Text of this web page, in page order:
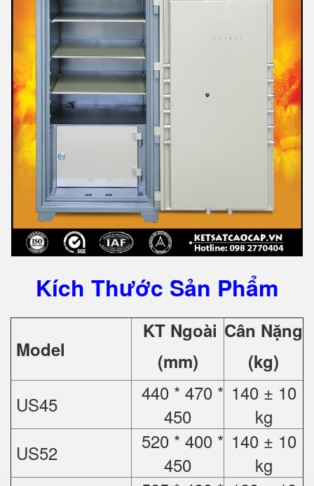
Kích Thước Sản Phẩm
Model
KT Ngoài
(mm)
Cân Nặng
(kg)
US45
440 * 470 *
450
140 ± 10
kg
US52
520 * 400 *
450
140 ± 10
kg